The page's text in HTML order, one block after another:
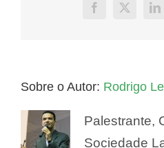
Facebook
X
Sobre o Autor: Rodrigo
Palestrante,
Sociedade